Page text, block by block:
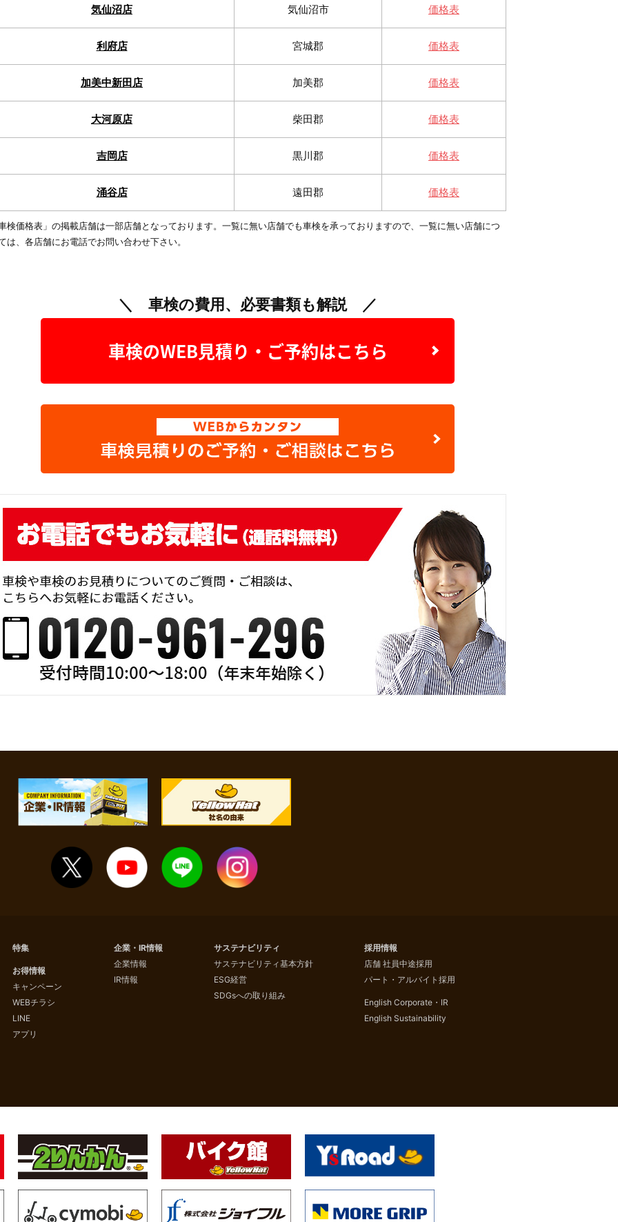
気仙沼店 気仙沼市 価格表
利府店 宮城郡 価格表
加美中新田店 加美郡 価格表
大河原店 柴田郡 価格表
吉岡店 黒川郡 価格表
涌谷店 遠田郡 価格表
検価格表」の掲載店舗は一部店舗となっております。一覧に無い店舗でも車検を承っておりますので、一覧に無い店舗につ
は、各店舗にお電話でお問い合わせ下さい。
＼ 車検の費用、必要書類も解説 ／
車検のWEB見積り・ご予約はこちら
特集
お得情報
キャンペーン
WEBチラシ
LINE
アプリ
企業・IR情報
企業情報
IR情報
サステナビリティ
サステナビリティ基本方針
ESG経営
SDGsへの取り組み
採用情報
店舗 社員中途採用
パート・アルバイト採用
English Corporate・IR
English Sustainability